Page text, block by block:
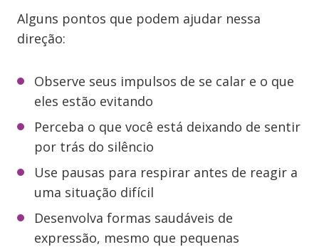
Alguns pontos que podem ajudar nessa
direção:
Observe seus impulsos de se calar e o que
eles estão evitando
Perceba o que você está deixando de sentir
por trás do silêncio
Use pausas para respirar antes de reagir a
uma situação difícil
Desenvolva formas saudáveis de
expressão, mesmo que pequenas